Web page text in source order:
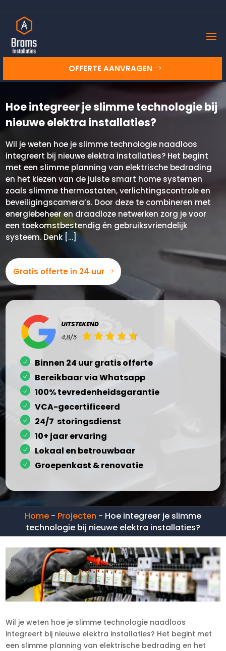
OFFERTE AANVRAGEN
Hoe integreer je slimme technologie bij
nieuwe elektra installaties?
Wil je weten hoe je slimme technologie naadloos
integreert bij nieuwe elektra installaties? Het begint
met een slimme planning van elektrische bedrading
en het kiezen van de juiste smart home systemen
zoals slimme thermostaten, verlichtingscontrole en
beveiligingscamera’s.​ Door deze te combineren met
energiebeheer en draadloze netwerken zorg je voor
een toekomstbestendig én gebruiksvriendelijk
systeem.​ Denk […]
Gratis offerte in 24 uur
Binnen 24 uur gratis offerte
Bereikbaar via Whatsapp
100% tevredenheidsgarantie
VCA-gecertificeerd
24/7 storingsdienst
10+ jaar ervaring
Lokaal en betrouwbaar
Groepenkast & renovatie
Home - Projecten - Hoe integreer je slimme
technologie bij nieuwe elektra installaties?
Wil je weten hoe je slimme technologie naadloos
integreert bij nieuwe elektra installaties? Het begint met
een slimme planning van elektrische bedrading en het